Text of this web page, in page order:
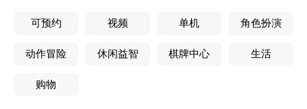
可预约 视频 单机 角色扮演
动作冒险 休闲益智 棋牌中心 生活
购物